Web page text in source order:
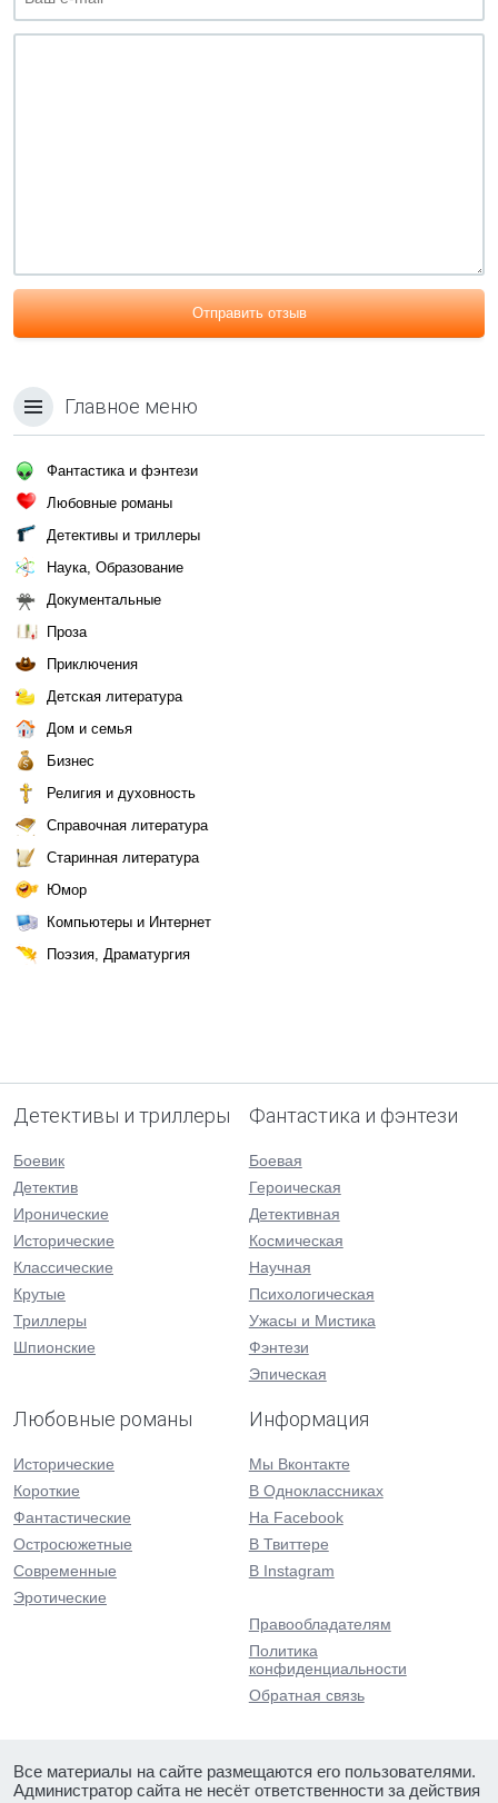
Отправить отзыв
Главное меню
Фантастика и фэнтези
Любовные романы
Детективы и триллеры
Наука, Образование
Документальные
Проза
Приключения
Детская литература
Дом и семья
Бизнес
Религия и духовность
Справочная литература
Старинная литература
Юмор
Компьютеры и Интернет
Поэзия, Драматургия
Детективы и триллеры
Боевик
Детектив
Иронические
Исторические
Классические
Крутые
Триллеры
Шпионские
Фантастика и фэнтези
Боевая
Героическая
Детективная
Космическая
Научная
Психологическая
Ужасы и Мистика
Фэнтези
Эпическая
Любовные романы
Исторические
Короткие
Фантастические
Остросюжетные
Современные
Эротические
Информация
Мы Вконтакте
В Одноклассниках
На Facebook
В Твиттере
В Instagram
Правообладателям
Политика
конфиденциальности
Обратная связь
Все материалы на сайте размещаются его пользователями.
Администратор сайта не несёт ответственности за действия